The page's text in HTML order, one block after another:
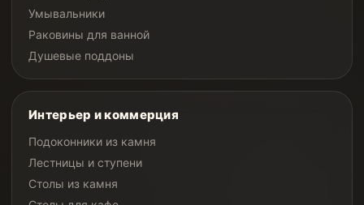
Умывальники
Раковины для ванной
Душевые поддоны
Интерьер и коммерция
Подоконники из камня
Лестницы и ступени
Столы из камня